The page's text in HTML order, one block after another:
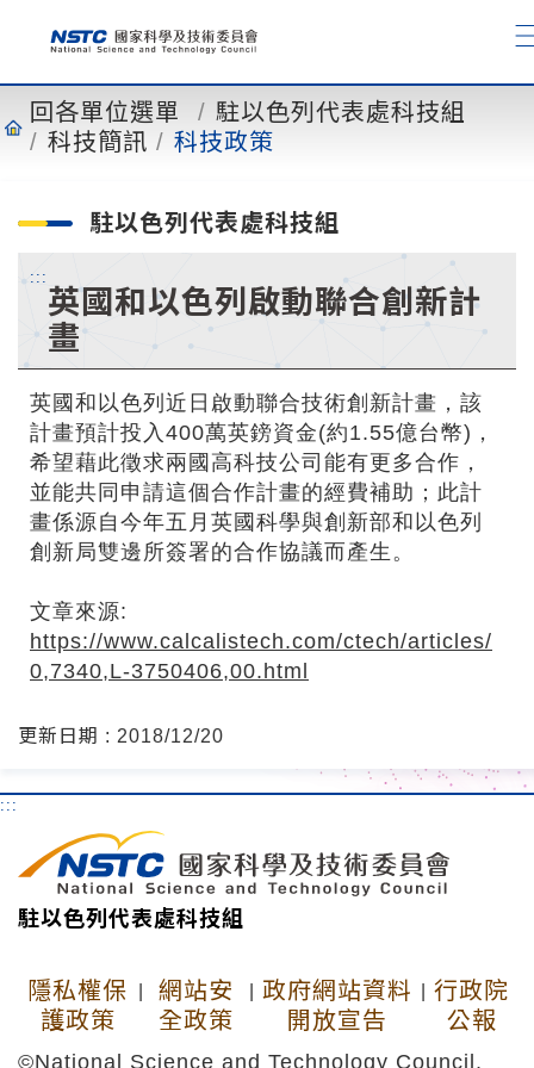
容 回各單位選單
駐以色列代表處科技組
科技簡訊
科技政策
駐以色列代表處科技組
:::
英國和以色列啟動聯合創新計
畫
英國和以色列近日啟動聯合技術創新計畫，該
計畫預計投入400萬英鎊資金(約1.55億台幣)，
希望藉此徵求兩國高科技公司能有更多合作，
並能共同申請這個合作計畫的經費補助；此計
畫係源自今年五月英國科學與創新部和以色列
創新局雙邊所簽署的合作協議而產生。
文章來源:
https://www.calcalistech.com/ctech/articles/
0,7340,L-3750406,00.html
更新日期 : 2018/12/20
:::
駐以色列代表處科技組
隱私權保
護政策
網站安
全政策
政府網站資料
開放宣告
行政院
公報
©National Science and Technology Council,